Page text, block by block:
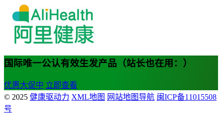
国际唯一公认有效生发产品（站长也在用：）
优惠大促中 立即查看
© 2025 健康驱动力 XML地图 网站地图导航 闽ICP备11015508
号